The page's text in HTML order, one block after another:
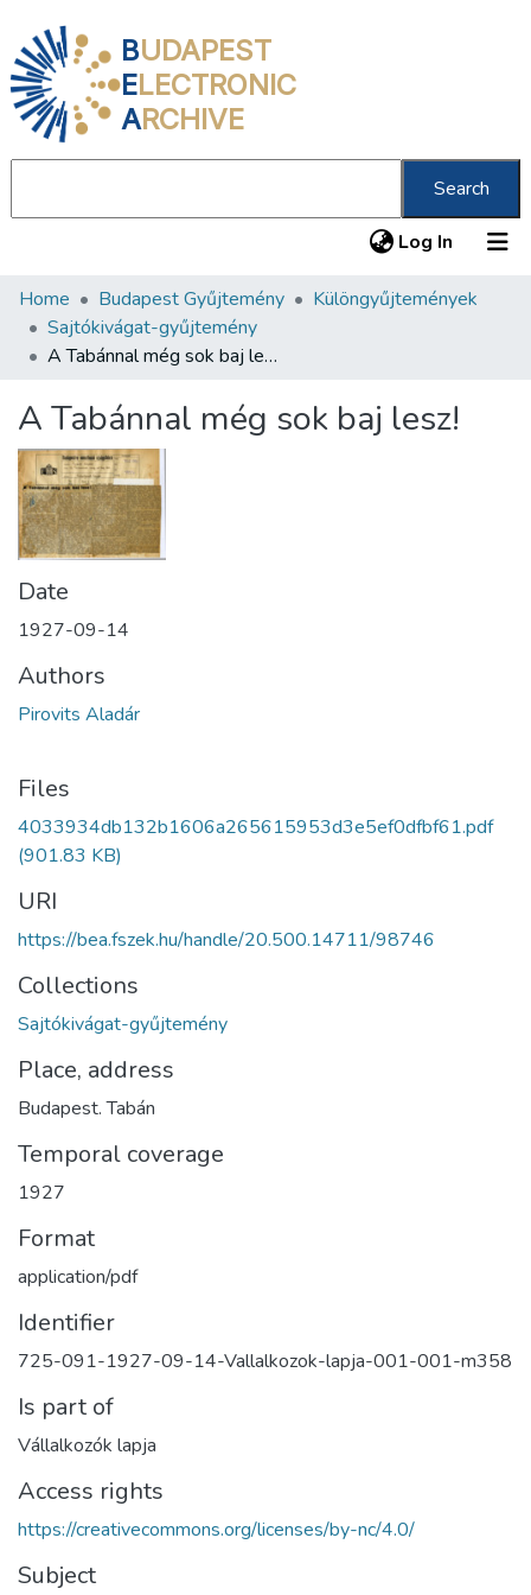
BUDAPEST
ELECTRONIC
ARCHIVE
Search
Log In (current)
Communities & Collections
All of DSpace
About us
Home Budapest Gyűjtemény
Különgyűjtemények
Sajtókivágat-gyűjtemény
A Tabánnal még sok baj lesz!
A Tabánnal még sok baj lesz!
Date
1927-09-14
Authors
Pirovits Aladár
Files
4033934db132b1606a265615953d3e5ef0dfbf61.pdf
(901.83 KB)
URI
https://bea.fszek.hu/handle/20.500.14711/98746
Collections
Sajtókivágat-gyűjtemény
Place, address
Budapest. Tabán
Temporal coverage
1927
Format
application/pdf
Identifier
725-091-1927-09-14-Vallalkozok-lapja-001-001-m358
Is part of
Vállalkozók lapja
Access rights
https://creativecommons.org/licenses/by-nc/4.0/
Subject